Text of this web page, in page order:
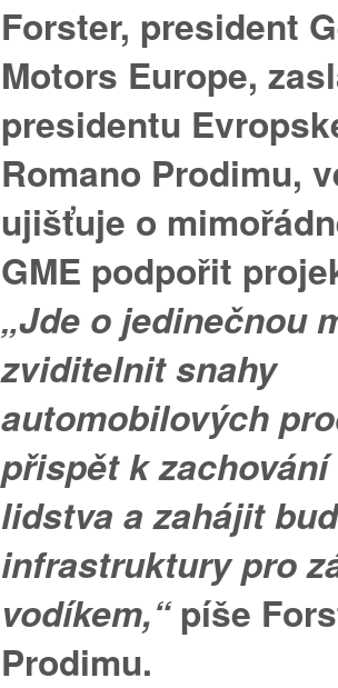
Forster, president
Motors Europe,
presidentu
Romano Prodimu,
ujišťuje o
GME podpořit
„Jde o jedinečnou
zviditelnit snahy
automobilových
přispět k
lidstva a zahájit
infrastruktury pro
vodíkem,“píše
Prodimu.